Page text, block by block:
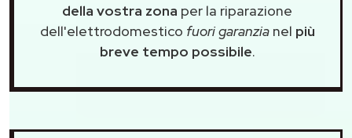
della vostra zona per la riparazione
dell'elettrodomestico fuori garanzianel più
breve tempo possibile.